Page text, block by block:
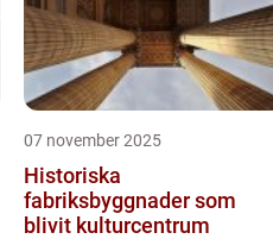
07 november 2025
Historiska
fabriksbyggnader som
blivit kulturcentrum